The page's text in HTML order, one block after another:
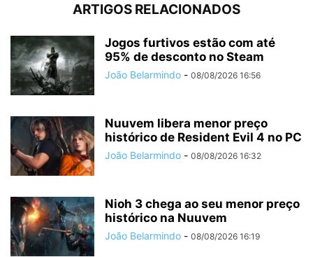
ARTIGOS RELACIONADOS
Jogos furtivos estão com até
95% de desconto no Steam
João Belarmindo - 08/08/2026 16:56
Nuuvem libera menor preço
histórico de Resident Evil 4 no PC
João Belarmindo - 08/08/2026 16:32
Nioh 3 chega ao seu menor preço
histórico na Nuuvem
João Belarmindo - 08/08/2026 16:19